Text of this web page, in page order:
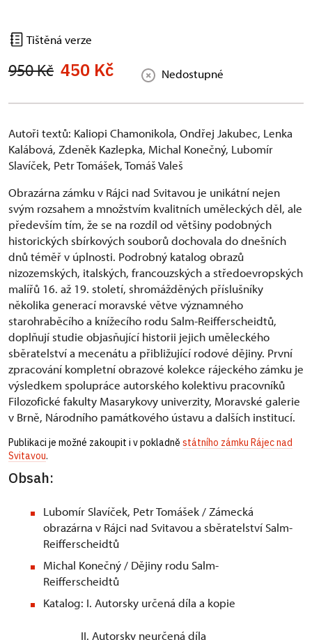
Tištěná verze
950 Kč 450 Kč Nedostupné
Autoři textů: Kaliopi Chamonikola, Ondřej Jakubec, Lenka
Kalábová, Zdeněk Kazlepka, Michal Konečný, Lubomír
Slavíček, Petr Tomášek, Tomáš Valeš
Obrazárna zámku v Rájci nad Svitavou je unikátní nejen
svým rozsahem a množstvím kvalitních uměleckých děl, ale
především tím, že se na rozdíl od většiny podobných
historických sbírkových souborů dochovala do dnešních
dnů téměř v úplnosti. Podrobný katalog obrazů
nizozemských, italských, francouzských a středoevropských
malířů 16. až 19. století, shromážděných příslušníky
několika generací moravské větve významného
starohraběcího a knížecího rodu Salm-Reifferscheidtů,
doplňují studie objasňující historii jejich uměleckého
sběratelství a mecenátu a přibližující rodové dějiny. První
zpracování kompletní obrazové kolekce rájeckého zámku je
výsledkem spolupráce autorského kolektivu pracovníků
Filozofické fakulty Masarykovy univerzity, Moravské galerie
v Brně, Národního památkového ústavu a dalších institucí.
Publikaci je možné zakoupit i v pokladně státního zámku Rájec nad
Svitavou.
Obsah:
Lubomír Slavíček, Petr Tomášek / Zámecká
obrazárna v Rájci nad Svitavou a sběratelství Salm-
Reifferscheidtů
Michal Konečný / Dějiny rodu Salm-
Reifferscheidtů
Katalog: I. Autorsky určená díla a kopie
II. Autorsky neurčená díla